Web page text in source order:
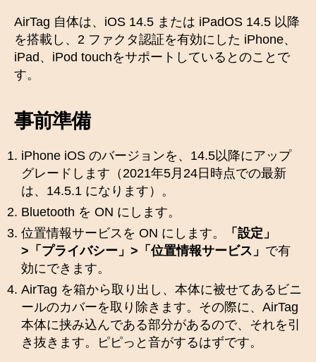
AirTag 自体は、iOS 14.5 または iPadOS 14.5 以降
を搭載し、2 ファクタ認証を有効にした iPhone、
iPad、iPod touchをサポートしているとのことで
す。
事前準備
iPhone iOS のバージョンを、14.5以降にアップ
グレードします（2021年5月24日時点での最新
は、14.5.1 になります）。
Bluetooth を ON にします。
位置情報サービスを ON にします。
「設定」
>「プライバシー」>「位置情報サービス」 で有
効にできます。
AirTag を箱から取り出し、本体に被せてあるビニ
ールのカバーを取り除きます。その際に、AirTag
本体に挟み込んである部分があるので、それを引
き抜きます。ピピっと音がするはずです。